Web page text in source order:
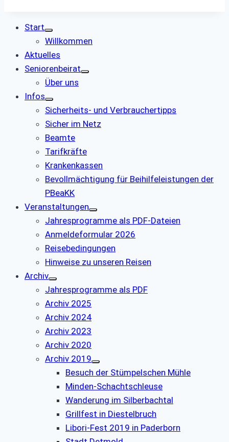
Start
Willkommen
Aktuelles
Seniorenbeirat
Über uns
Infos
Sicherheits- und Verbrauchertipps
Sicher im Netz
Beamte
Tarifkräfte
Krankenkassen
Bevollmächtigung für Beihilfeleistungen der
PBeaKK
Veranstaltungen
Jahresprogramme als PDF-Dateien
Anmeldeformular 2026
Reisebedingungen
Hinweise zu unseren Reisen
Archiv
Jahresprogramme als PDF
Archiv 2025
Archiv 2024
Archiv 2023
Archiv 2020
Archiv 2019
Besuch der Stümpelschen Mühle
Minden-Schachtschleuse
Wanderung im Silberbachtal
Grillfest in Diestelbruch
Libori-Fest 2019 in Paderborn